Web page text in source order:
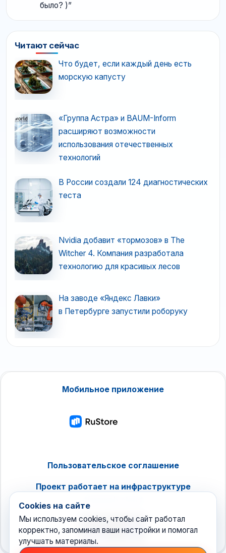
было? )”
Читают сейчас
Что будет, если каждый день есть
морскую капусту
«Группа Астра» и BAUM-Inform
расширяют возможности
использования отечественных
технологий
В России создали 124 диагностических
теста
Nvidia добавит «тормозов» в The
Witcher 4. Компания разработала
технологию для красивых лесов
На заводе «Яндекс Лавки»
в Петербурге запустили роборуку
Мобильное приложение
Пользовательское соглашение
Проект работает на инфраструктуре
Cookies на сайте
Мы используем cookies, чтобы сайт работал
корректно, запоминал ваши настройки и помогал
улучшать материалы.